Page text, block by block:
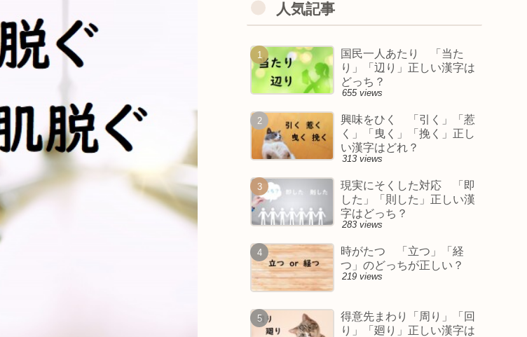
人気記事
国民一人あたり 「当た
り」「辺り」正しい漢字は
どっち？
655 views
興味をひく 「引く」「惹
く」「曳く」「挽く」正し
い漢字はどれ？
313 views
現実にそくした対応 「即
した」「則した」正しい漢
字はどっち？
283 views
時がたつ 「立つ」「経
つ」のどっちが正しい？
219 views
得意先まわり「周り」「回
り」「廻り」正しい漢字は